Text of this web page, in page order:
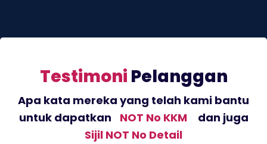
Testimoni Pelanggan
Apa kata mereka yang telah kami bantu
untuk dapatkan
NOT No KKM
dan juga
Sijil NOT No Detail